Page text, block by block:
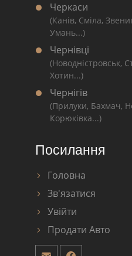
Черкаси
(Канів, Сміла,
Умань...)
Чернівці
(Новодністровськ,
Хотин...)
Чернігів
(Прилуки, Бахмач,
Корюківка...)
Посилання
Головна
Зв'язатися
Увійти
Продати Авто